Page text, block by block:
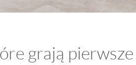
grają